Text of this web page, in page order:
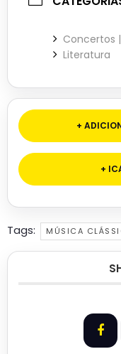
Concertos
Literatura
+
+
Tags: MÚSICA